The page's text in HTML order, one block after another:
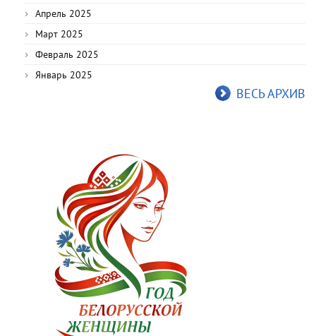
Апрель 2025
Март 2025
Февраль 2025
Январь 2025
ВЕСЬ АРХИВ